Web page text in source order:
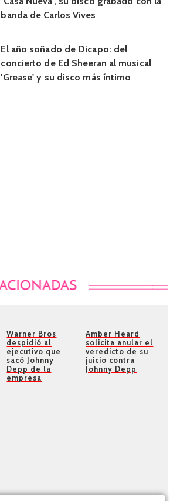
banda de Carlos Vives
El año soñado de Dicapo: del
concierto de Ed Sheeran al musical
'Grease' y su disco más íntimo
Warner Bros
despidió al
ejecutivo que
sacó Johnny
Depp de la
empresa
Amber Heard
solicita anular el
veredicto de su
juicio contra
Johnny Depp